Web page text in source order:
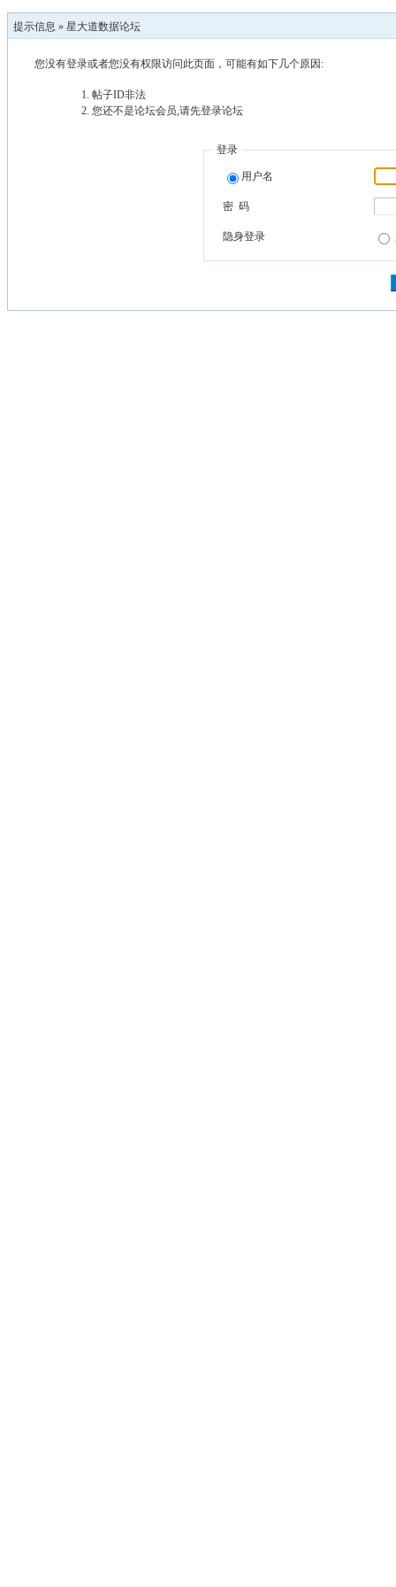
提示信息 » 星大道数据论坛
您没有登录或者您没有权限访问此页面，可能有如下几个原因:
帖子ID非法
您还不是论坛会员,请先登录论坛
登录
用户名
密 码
隐身登录